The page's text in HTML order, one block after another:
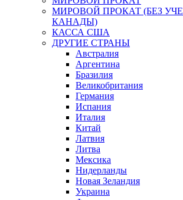
МИРОВОЙ ПРОКАТ (БЕЗ
КАНАДЫ)
КАССА США
ДРУГИЕ СТРАНЫ
Австралия
Аргентина
Бразилия
Великобритания
Германия
Испания
Италия
Китай
Латвия
Литва
Мексика
Нидерланды
Новая Зеландия
Украина